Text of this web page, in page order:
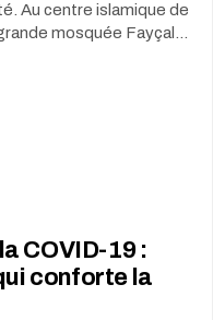
Au centre islamique de
mosquée Fayçal…
COVID-19 :
conforte la